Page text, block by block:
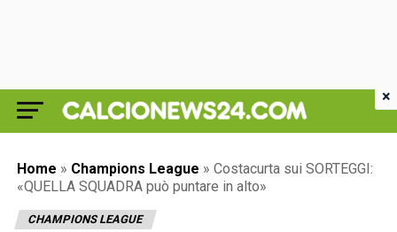
Home » Champions League » Costacurta sui SORTEGGI:
«QUELLA SQUADRA può puntare in alto»
CHAMPIONS LEAGUE
×